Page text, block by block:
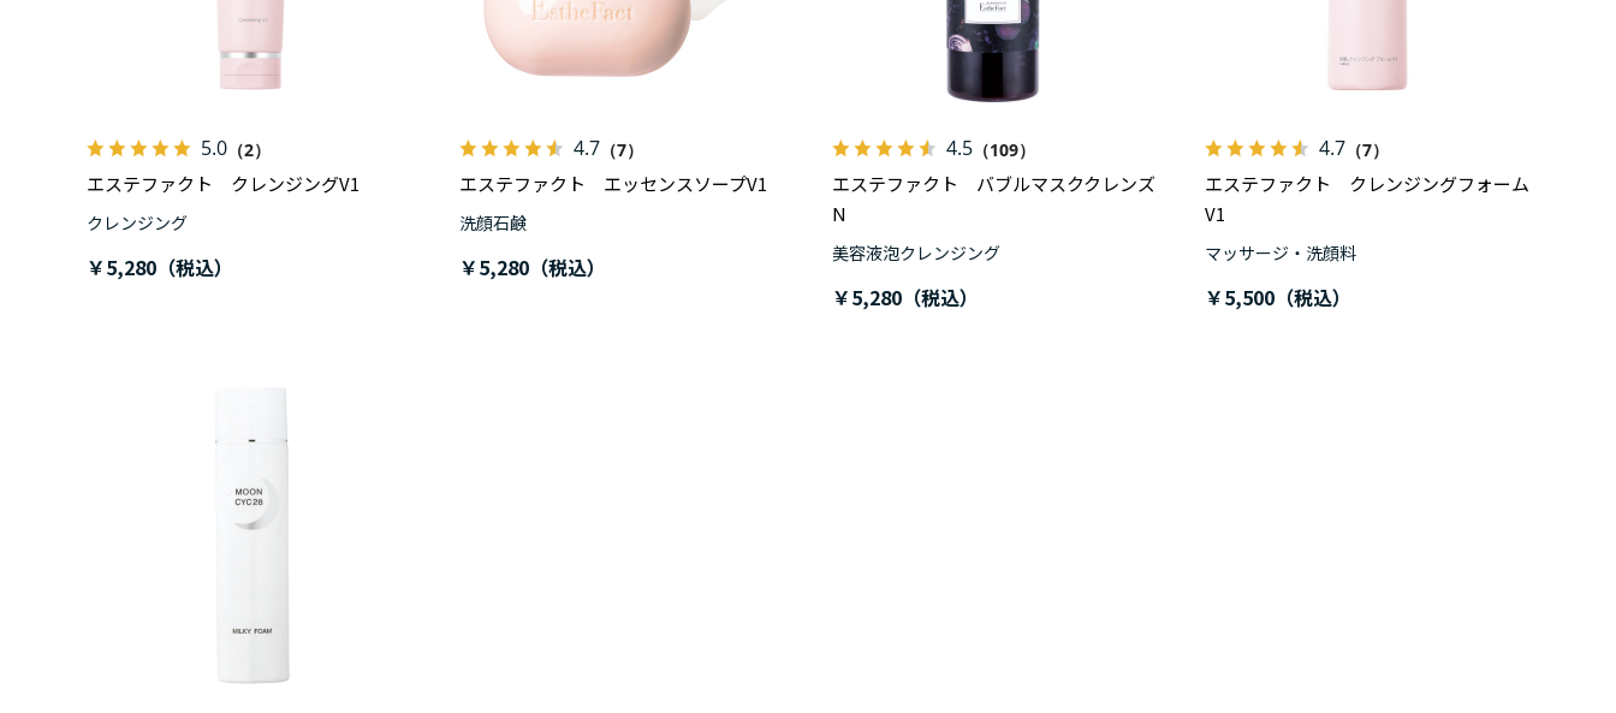
エステファクト クレンジングV1
クレンジング
￥5,280
5.0 （2）
エステファクト エッセンスソープV1
洗顔石鹸
￥5,280
4.7 （7）
エステファクト バブルマスククレンズ
N
美容液泡クレンジング
￥5,280
4.5 （109）
エステファクト クレンジングフォーム
V1
マッサージ・洗顔料
￥5,500
4.7 （7）